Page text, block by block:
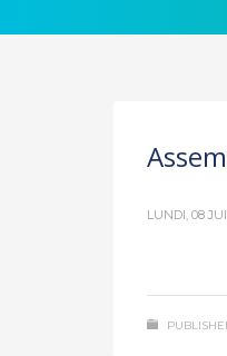
LUNDI, 08